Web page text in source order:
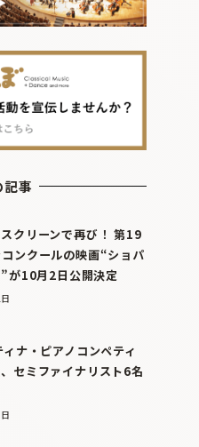
記事
クリーンで再び！ 第19
ンクールの映画“ショパ
が10月2日公開決定
ナ・ピアノコンペティ
セミファイナリスト6名